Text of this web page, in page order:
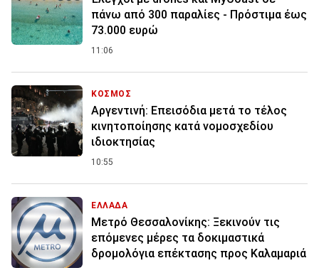
πάνω από 300 παραλίες - Πρόστιμα έως
73.000 ευρώ
11:06
ΚΟΣΜΟΣ
Αργεντινή: Επεισόδια μετά το τέλος
κινητοποίησης κατά νομοσχεδίου
ιδιοκτησίας
10:55
ΕΛΛΑΔΑ
Μετρό Θεσσαλονίκης: Ξεκινούν τις
επόμενες μέρες τα δοκιμαστικά
δρομολόγια επέκτασης προς Καλαμαριά